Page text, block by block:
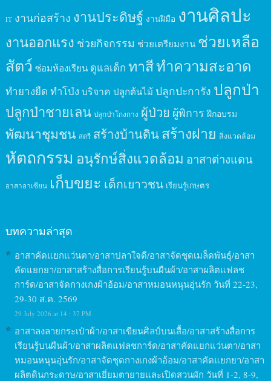
IT งานก่อสร้าง งานประดิษฐ์ งานฝีมือ งานศิลปะ
งานออกแรง ช่วยกิจกรรม ช่วยเตรียมงาน ช่วยเหลือ
สัตว์ ซ่อมห้องเรียน ดูแลเด็ก ทาสีทำความสะอาด
ทำยางยืด ทำโป่ง บริจาค ปลูกต้นไม้ ปลูกปะการัง ปลูกป่า
ปลูกป่าชายเลน ปลูกป่าโกงกาง ผู้ป่วย ผู้พิการ ฝึกอบรม
พัฒนาชุมชน สตรี สร้างบ้านดินสร้างฝาย สิ่งแวดล้อม
หัตถกรรม อนุรักษ์สิ่งแวดล้อม อาสาต่างแดน
อาสาอาเซียน เก็บขยะ เด็กเยาวชน เรียนรู้เกษตร
บทความล่าสุด
อาสาคัดแยกแว่นตา/อาสาปลาใจดี/อาสาจัดชุดเมล็ดพันธุ์/อาสา
คัดแยกยา/อาสาสร้างสื่อการเรียนรู้บนผืนผ้า/อาสาผลิตแฟลช
การ์ด/อาสาจัดกางเกงผ้าอ้อม/อาสาหมอนหนุนอุ่นรัก วันที่ 22-23,
29-30 ส.ค. 2569
29 July 2026 at 14 : 37 PM
อาสาลงลายกระเป๋าผ้า/อาสาเขียนศิลป์บนเสื้อ/อาสาสร้างสื่อการ
เรียนรู้บนผืนผ้า/อาสาผลิตแฟลชการ์ด/อาสาคัดแยกแว่นตา/อาสา
หมอนหนุนอุ่นรัก/อาสาจัดชุดกางเกงผ้าอ้อม/อาสาคัดแยกยา/อาสา
ผลิตดินกระดาษ/อาสาเยี่ยมตายายและเปิดสวนผัก วันที่ 1-2, 8-9,